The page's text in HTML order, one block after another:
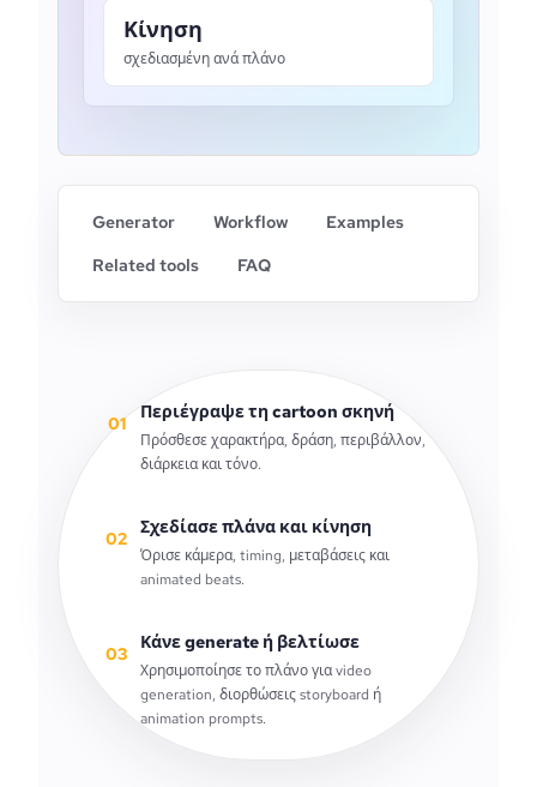
Κίνηση
σχεδιασμένη ανά πλάνο
Generator Workflow
Examples
Related tools
FAQ
01
Περιέγραψε τη cartoon σκηνή
Πρόσθεσε χαρακτήρα, δράση, περιβάλλον,
διάρκεια και τόνο.
02
Σχεδίασε πλάνα και κίνηση
Όρισε κάμερα, timing, μεταβάσεις και
animated beats.
03
Κάνε generate ή βελτίωσε
Χρησιμοποίησε το πλάνο για video
generation, διορθώσεις storyboard ή
animation prompts.